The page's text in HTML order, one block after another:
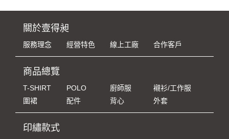
關於壹得昶
服務理念 經營特色 線上工廠 合作客戶
商品總覽
T-SHIRT POLO 廚師服
襯衫/工作服
圍裙
配件 背心 外套
印繡款式